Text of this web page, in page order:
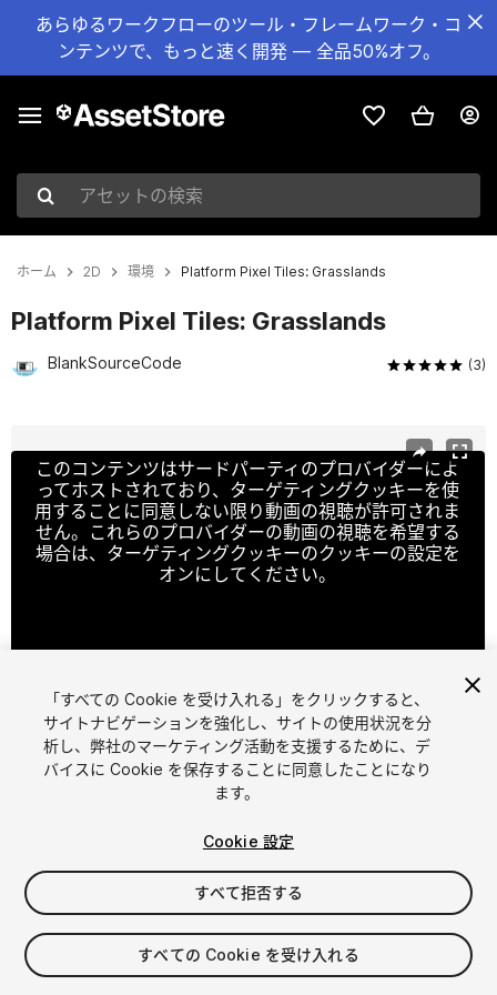
あらゆるワークフローのツール・フレームワーク・コ
ンテンツで、もっと速く開発 — 全品50%オフ。
アセットの検索
ホーム 2D 環境 Platform Pixel Tiles: Grasslands
Platform Pixel Tiles: Grasslands
BlankSourceCode (3)
このコンテンツはサードパーティのプロバイダーによ
ってホストされており、ターゲティングクッキーを使
用することに同意しない限り動画の視聴が許可されま
せん。これらのプロバイダーの動画の視聴を希望する
場合は、ターゲティングクッキーのクッキーの設定を
オンにしてください。
1 /7
$10
消費税は決済時に計算されます
「すべての Cookie を受け入れる」をクリックすると、
サイトナビゲーションを強化し、サイトの使用状況を分
析し、弊社のマーケティング活動を支援するために、デ
バイスに Cookie を保存することに同意したことになり
ます。
Cookie 設定
すべて拒否する
すべての Cookie を受け入れる